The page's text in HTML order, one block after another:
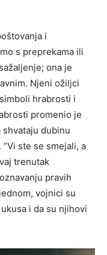
i
s preprekama ili
ona je
Njeni ožiljci
hrabrosti i
promenio je
dubinu
ste se smejali, a
trenutak
pravih
vojnici su
i da su njihovi